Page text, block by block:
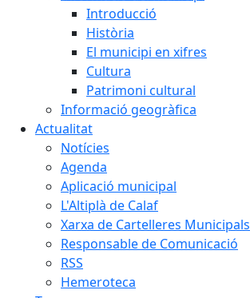
Introducció
Història
El municipi en xifres
Cultura
Patrimoni cultural
Informació geogràfica
Actualitat
Notícies
Agenda
Aplicació municipal
L'Altiplà de Calaf
Xarxa de Cartelleres Municipals
Responsable de Comunicació
RSS
Hemeroteca